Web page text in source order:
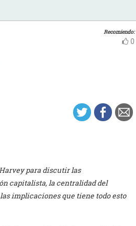
Recomiendo:
0
para discutir las
capitalista, la centralidad del
implicaciones que tiene todo esto